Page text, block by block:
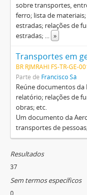
sobre transportes,
ferro; lista de
estradas; relações de
estradas; ... »
Transportes em
BR RJMRAHI FS-TR-GE-
Parte de Francisco Sá
Reúne documentos da
relatório; relações de
obras; etc.
Um documento da
transportes de
Resultados
37
Sem termos específicos
0